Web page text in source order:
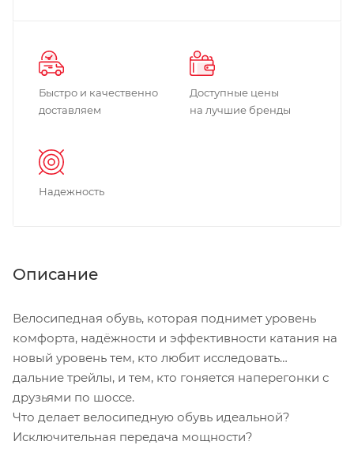
Быстро и качественно
доставляем
Доступные цены
на лучшие бренды
Надежность
Описание
Велосипедная обувь, которая поднимет уровень
комфорта, надёжности и эффективности катания на
новый уровень тем, кто любит исследовать
дальние трейлы, и тем, кто гоняется наперегонки с
друзьями по шоссе.
Что делает велосипедную обувь идеальной?
Исключительная передача мощности?